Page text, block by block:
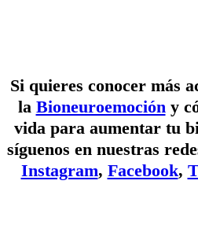
Si quieres conocer más
la Bioneuroemoción y
vida para aumentar tu
síguenos en nuestras
Instagram, Facebook,